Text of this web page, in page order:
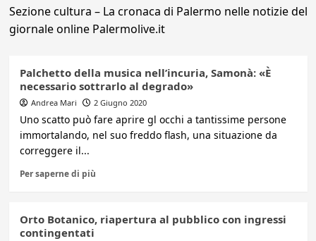
Sezione cultura – La cronaca di Palermo nelle notizie del
giornale online Palermolive.it
Palchetto della musica nell’incuria, Samonà: «È
necessario sottrarlo al degrado»
Andrea Mari 2 Giugno 2020
Uno scatto può fare aprire gl occhi a tantissime persone
immortalando, nel suo freddo flash, una situazione da
correggere il...
Per saperne di più
Orto Botanico, riapertura al pubblico con ingressi
contingentati